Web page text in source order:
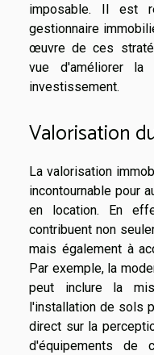
imposable. Il est
gestionnaire
œuvre de ces
vue d'améliorer la
investissement.
Valorisation
La valorisation
incontournable pour
en location. En
contribuent non
mais également à
Par exemple, la
peut inclure la
l'installation de sols
direct sur la
d'équipements de